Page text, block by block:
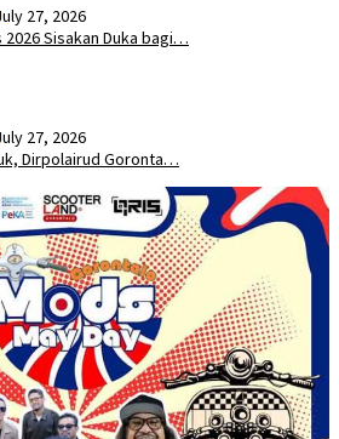
27, 2026
Dirpolairud Goronta…